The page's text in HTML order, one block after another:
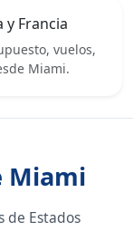
y Francia
vuelos,
Miami.
Miami
de Estados